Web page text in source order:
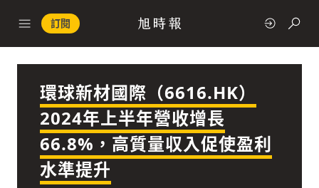
訂閱
快速連結
政治
環球新材國際（6616.HK）
2024年上半年營收增長
66.8%，高質量収入促使盈利
水準提升